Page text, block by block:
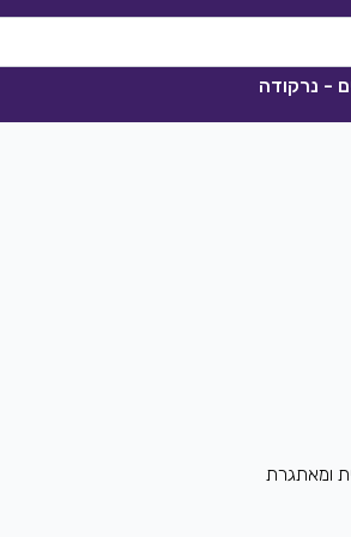
- נרקודה
שגיא עזרן, שרון אלקסלסיומאתגרת